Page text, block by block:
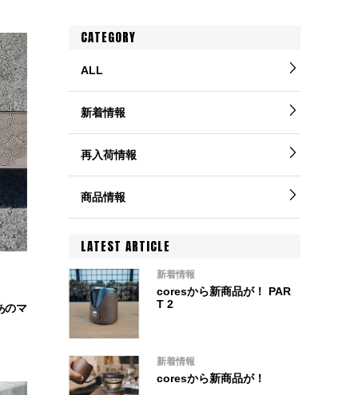
のマ
CATEGORY
ALL
新着情報
再入荷情報
商品情報
LATEST ARTICLE
新着情報
coresから新商品が！ PAR
T 2
新着情報
coresから新商品が！